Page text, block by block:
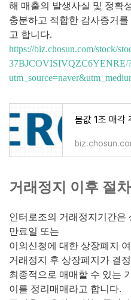
해 매출의 발생사실 및 정확
충분하고 적합한 감사증거
고 합니다.
https://biz.chosun.com/stock/
37BJCOVISIVQZC6YENRE/
거래정지 이후 절차
인터로조의 거래정지기간은
만료일 또는
이의신청에 대한 상장폐지
거래정지 후 상장폐지가 결
최종적으로 매매할 수 있는
이를 정리매매라고 합니다.